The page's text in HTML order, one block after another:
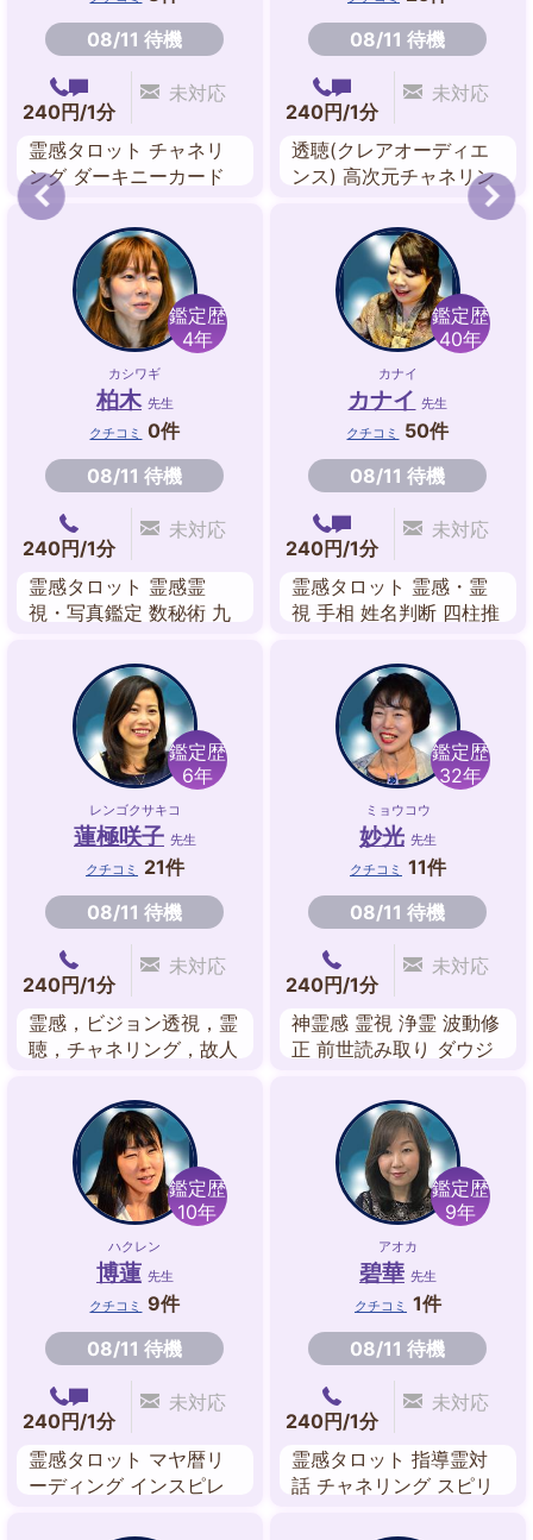
08/11 待機
240円/1分
未対応
霊感タロット チャネリ
ング ダーキニーカード
ルノルマンカード 西洋
占星術 前世鑑定 クリス
タルリーディング
08/11 待機
240円/1分
未対応
透聴(クレアオーディエ
ンス) 高次元チャネリン
グ エネルギーリーディ
ング 神降ろし エネルギ
ーヒーリング
鑑定歴
4年
カシワギ
柏木 先生
クチコミ
0件
08/11 待機
240円/1分
未対応
霊感タロット 霊感霊
視・写真鑑定 数秘術 九
判断 風水
鑑定歴
40年
カナイ
カナイ 先生
クチコミ
50件
08/11 待機
240円/1分
未対応
霊感タロット 霊感・霊
視 手相 姓名判断 四柱推
鑑定歴
6年
レンゴクサキコ
蓮極咲子 先生
クチコミ
21件
08/11 待機
240円/1分
未対応
霊感，ビジョン透視，霊
聴，チャネリング，故人
クラ，送念
鑑定歴
32年
ミョウコウ
妙光 先生
クチコミ 11件
08/11 待機
240円/1分
未対応
神霊感 霊視 浄霊 波動修
正 前世読み取り ダウジ
鑑定歴
10年
ハクレン
博蓮 先生
クチコミ
9件
08/11 待機
240円/1分
未対応
霊感タロット マヤ暦リ
ーディング インスピレ
鑑定歴
9年
アオカ
碧華 先生
クチコミ 1件
08/11 待機
240円/1分
未対応
霊感タロット 指導霊対
話 チャネリング スピリ